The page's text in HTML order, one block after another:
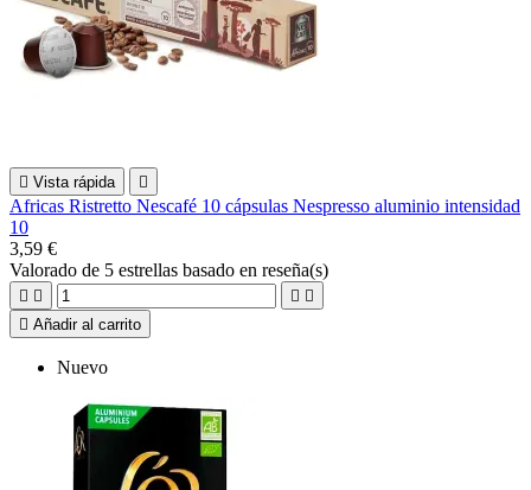
 Vista rápida 
Africas Ristretto Nescafé 10 cápsulas Nespresso aluminio intensidad
10
3,59 €
Valorado de 5 estrellas basado en reseña(s)
   
 Añadir al carrito
Nuevo